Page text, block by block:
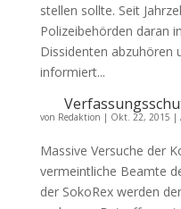
stellen sollte. Seit
Polizeibehörden daran
Dissidenten abzuhören
informiert...
von Redaktion | Okt. 22, 2015 |
Massive Versuche der
vermeintliche Beamte
der SokoRex werden